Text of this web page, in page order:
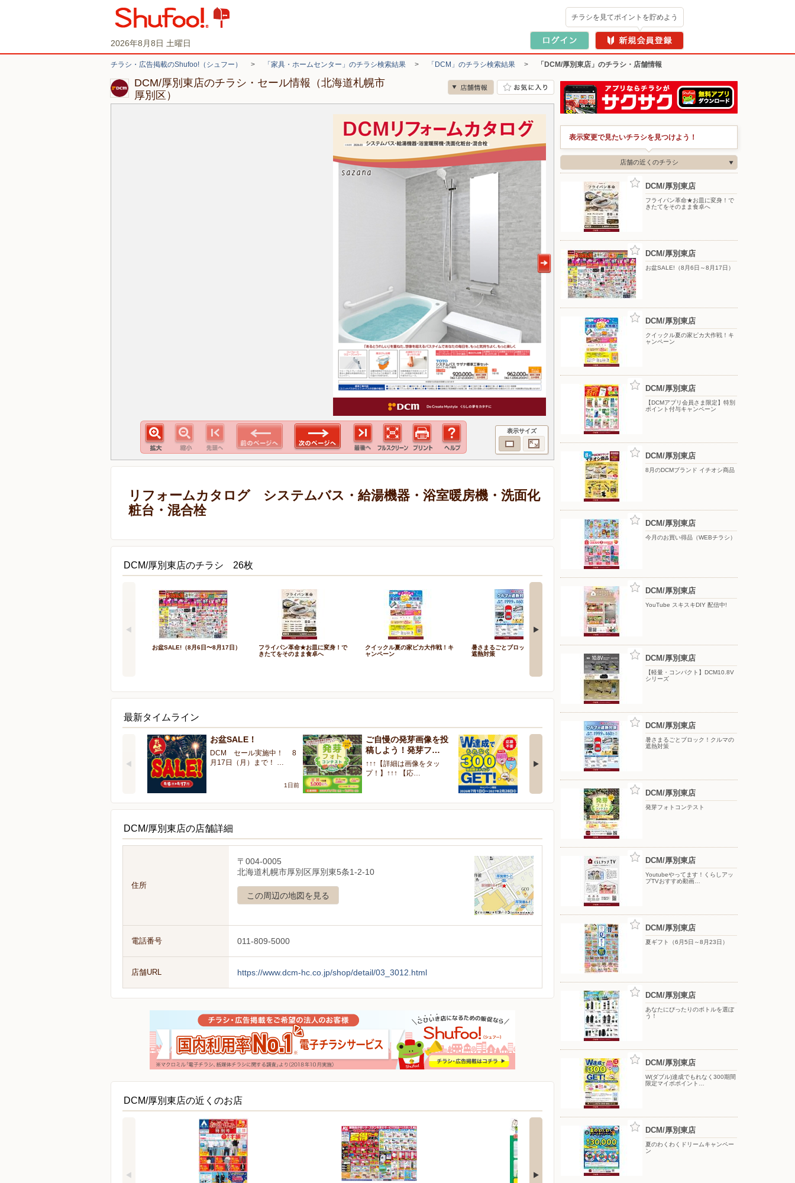
2026年8月8日 土曜日
チラシを見てポイントを貯めよう
チラシ・広告掲載のShufoo!（シュフー） > 「家具・ホームセンター」のチラシ検索結果 > 「DCM」のチラシ検索結果 > 「DCM/厚別東店」のチラシ・店舗情報
DCM/厚別東店のチラシ・セール情報（北海道札幌市
厚別区）
表示サイズ
リフォームカタログ システムバス・給湯機器・浴室暖房機・洗面化
粧台・混合栓
DCM/厚別東店のチラシ 26枚
お盆SALE!（8月6日〜8月17日）
フライパン革命★お皿に変身！で
きたてをそのまま食卓へ
クイックル夏の家ピカ大作戦！キ
ャンペーン
暑さまるごとブロック！クルマの
遮熱対策
YouTube スキスキDIY 配信中!
【DCMアプリ会員さま限定】特別
ポイント付与キャンペーン
最新タイムライン
お盆SALE！
DCM セール実施中！ 8
月17日（月）まで！ …
1日前
ご自慢の発芽画像を投
稿しよう！発芽フ…
↑↑↑【詳細は画像をタッ
プ！】↑↑↑ 【応…
W(ダブル)達成でもれな
く300期間限定マ…
【キャンペーン対象】 ・キ
ャンペーン期間中に…
お買い物がビックチャ
DCM/厚別東店の店舗詳細
住所
〒004-0005
北海道札幌市厚別区厚別東5条1-2-10
この周辺の地図を見る
電話番号 011-809-5000
店舗URL https://www.dcm-hc.co.jp/shop/detail/03_3012.html
DCM/厚別東店の近くのお店
表示変更で見たいチラシを見つけよう！
店舗の近くのチラシ
DCM/厚別東店
フライパン革命★お皿に変身！で
きたてをそのまま食卓へ
DCM/厚別東店
お盆SALE!（8月6日～8月17日）
DCM/厚別東店
クイックル夏の家ピカ大作戦！キ
ャンペーン
DCM/厚別東店
【DCMアプリ会員さま限定】特別
ポイント付与キャンペーン
DCM/厚別東店
8月のDCMブランド イチオシ商品
DCM/厚別東店
今月のお買い得品（WEBチラシ）
DCM/厚別東店
YouTube スキスキDIY 配信中!
DCM/厚別東店
【軽量・コンパクト】DCM10.8V
シリーズ
DCM/厚別東店
暑さまるごとブロック！クルマの
遮熱対策
DCM/厚別東店
発芽フォトコンテスト
DCM/厚別東店
Youtubeやってます！くらしアッ
プTVおすすめ動画…
DCM/厚別東店
夏ギフト（6月5日～8月23日）
DCM/厚別東店
あなたにぴったりのボトルを選ぼ
う！
DCM/厚別東店
W(ダブル)達成でもれなく300期間
限定マイボポイント…
DCM/厚別東店
夏のわくわくドリームキャンペー
ン